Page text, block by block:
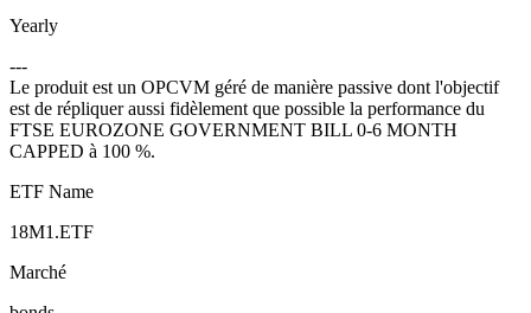
Yearly
---
Le produit est un OPCVM géré de manière passive dont l'objectif
est de répliquer aussi fidèlement que possible la performance du
FTSE EUROZONE GOVERNMENT BILL 0-6 MONTH
CAPPED à 100 %.
ETF Name
18M1.ETF
Marché